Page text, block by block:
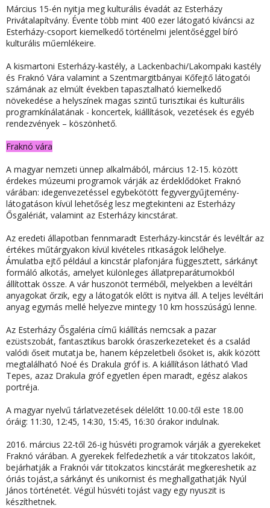
Március 15-én nyitja meg kulturális évadát az Esterházy
Privátalapítvány. Évente több mint 400 ezer látogató kíváncsi az
Esterházy-csoport kiemelkedő történelmi jelentőséggel bíró
kulturális műemlékeire.
A kismartoni Esterházy-kastély, a Lackenbachi/Lakompaki kastély
és Fraknó Vára valamint a Szentmargitbányai Kőfejtő látogatói
számának az elmúlt években tapasztalható kiemelkedő
növekedése a helyszínek magas szintű turisztikai és kulturális
programkínálatának - koncertek, kiállítások, vezetések és egyéb
rendezvények – köszönhető.
Fraknó vára
A magyar nemzeti ünnep alkalmából, március 12-15. között
érdekes múzeumi programok várják az érdeklődöket Fraknó
várában: idegenvezetéssel egybekötött fegyvergyűjtemény-
látogatáson kívül lehetőség lesz megtekinteni az Esterházy
Ősgalériát, valamint az Esterházy kincstárat.
Az eredeti állapotban fennmaradt Esterházy-kincstár és levéltár az
értékes műtárgyakon kívül kivételes ritkaságok lelőhelye.
Ámulatba ejtő például a kincstár plafonjára függesztett, sárkányt
formáló alkotás, amelyet különleges állatpreparátumokból
állítottak össze. A vár huszonöt terméből, melyekben a levéltári
anyagokat őrzik, egy a látogatók előtt is nyitva áll. A teljes levéltári
anyag egymás mellé helyezve mintegy 10 km hosszúságú lenne.
Az Esterházy Ősgaléria című kiállítás nemcsak a pazar
ezüstszobát, fantasztikus barokk óraszerkezeteket és a család
valódi őseit mutatja be, hanem képzeletbeli ősöket is, akik között
megtalálható Noé és Drakula gróf is. A kiállításon látható Vlad
Tepes, azaz Drakula gróf egyetlen épen maradt, egész alakos
portréja.
A magyar nyelvű tárlatvezetések délelőtt 10.00-től este 18.00
óráig: 11:30, 12:45, 14:30, 15:45, 16:30 órakor indulnak.
2016. március 22-től 26-ig húsvéti programok várják a gyerekeket
Fraknó várában. A gyerekek felfedezhetik a vár titokzatos lakóit,
bejárhatják a Fraknói vár titokzatos kincstárát megkereshetik az
óriás tojást,a sárkányt és unikornist és meghallgathatják Nyúl
János történetét. Végül húsvéti tojást vagy egy nyuszit is
készíthetnek.